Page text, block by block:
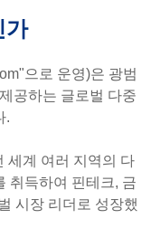
가
으로 운영)은 광범
공하는 글로벌 다중
.
세계 여러 지역의 다
취득하여 핀테크, 금
시장 리더로 성장했